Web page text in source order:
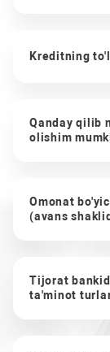
Kreditning
Qanday qilib
olishim
Omonat
(avans
Tijorat
ta'minot